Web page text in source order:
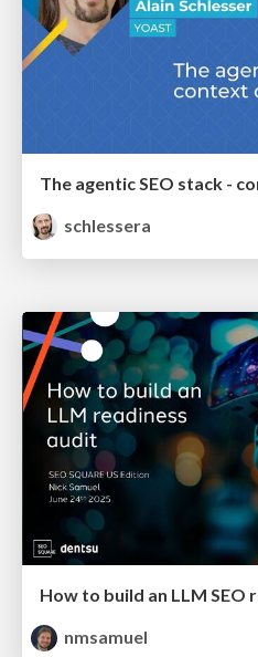
The agentic SEO stack -
schlessera
nmsamuel